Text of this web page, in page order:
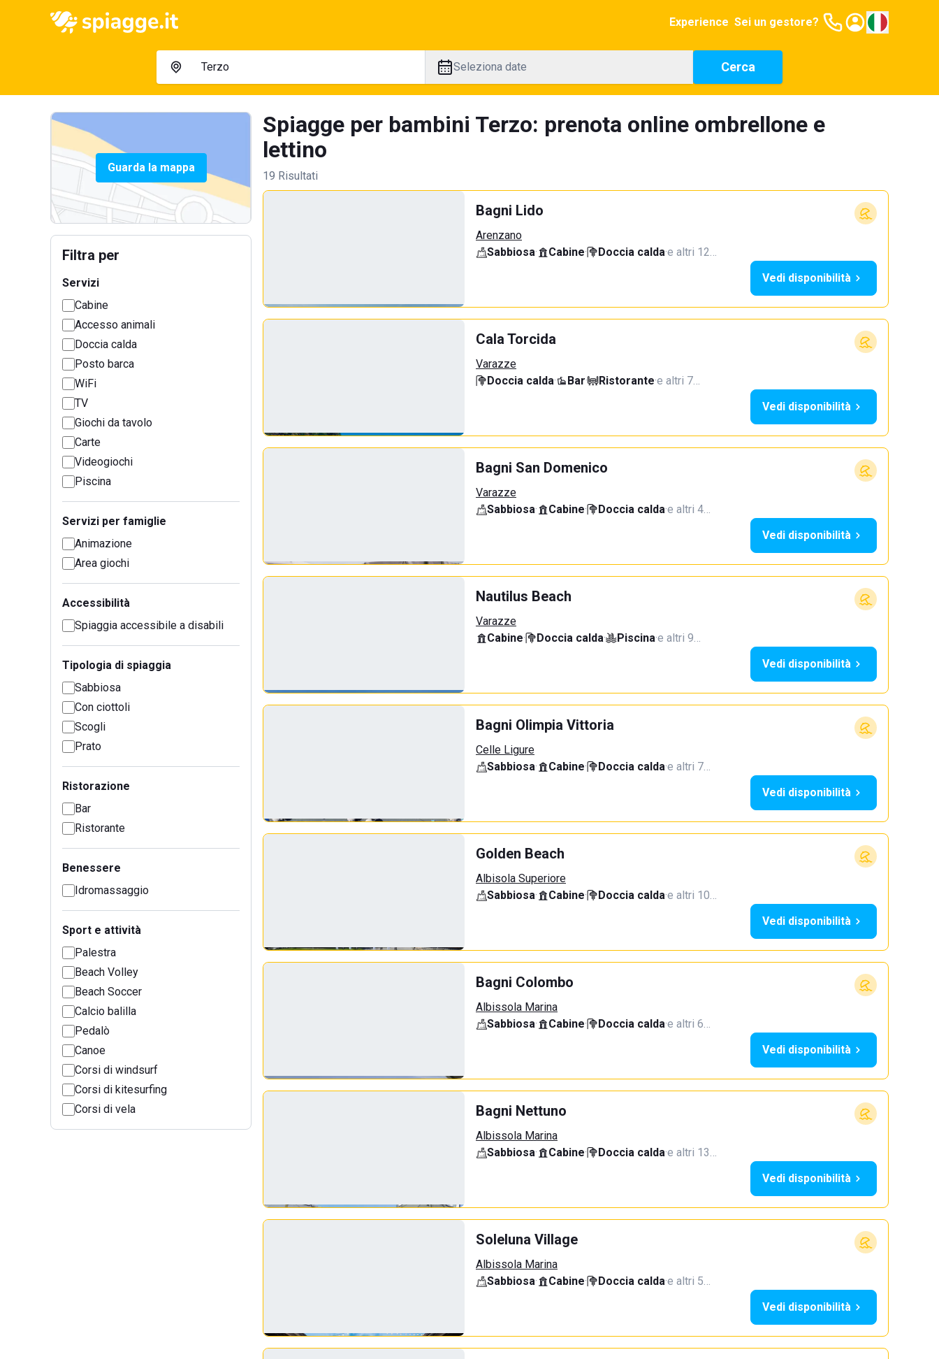
Experience Sei un gestore?
Seleziona date Cerca
Guarda la mappa
Filtra per
Servizi
Cabine
Accesso animali
Doccia calda
Posto barca
WiFi
TV
Giochi da tavolo
Carte
Videogiochi
Piscina
Servizi per famiglie
Animazione
Area giochi
Accessibilità
Spiaggia accessibile a disabili
Tipologia di spiaggia
Sabbiosa
Con ciottoli
Scogli
Prato
Ristorazione
Bar
Ristorante
Benessere
Idromassaggio
Sport e attività
Palestra
Beach Volley
Beach Soccer
Calcio balilla
Pedalò
Canoe
Corsi di windsurf
Corsi di kitesurfing
Corsi di vela
Spiagge per bambini Terzo: prenota online ombrellone e
lettino
19 Risultati
Bagni Lido
Arenzano
Sabbiosa· Cabine· Doccia calda·e altri 12…
Vedi disponibilità
Cala Torcida
Varazze
Doccia calda· Bar· Ristorante·e altri 7…
Vedi disponibilità
Bagni San Domenico
Varazze
Sabbiosa· Cabine· Doccia calda·e altri 4…
Vedi disponibilità
Nautilus Beach
Varazze
Cabine· Doccia calda· Piscina·e altri 9…
Vedi disponibilità
Bagni Olimpia Vittoria
Celle Ligure
Sabbiosa· Cabine· Doccia calda·e altri 7…
Vedi disponibilità
Golden Beach
Albisola Superiore
Sabbiosa· Cabine· Doccia calda·e altri 10…
Vedi disponibilità
Bagni Colombo
Albissola Marina
Sabbiosa· Cabine· Doccia calda·e altri 6…
Vedi disponibilità
Bagni Nettuno
Albissola Marina
Sabbiosa· Cabine· Doccia calda·e altri 13…
Vedi disponibilità
Soleluna Village
Albissola Marina
Sabbiosa· Cabine· Doccia calda·e altri 5…
Vedi disponibilità